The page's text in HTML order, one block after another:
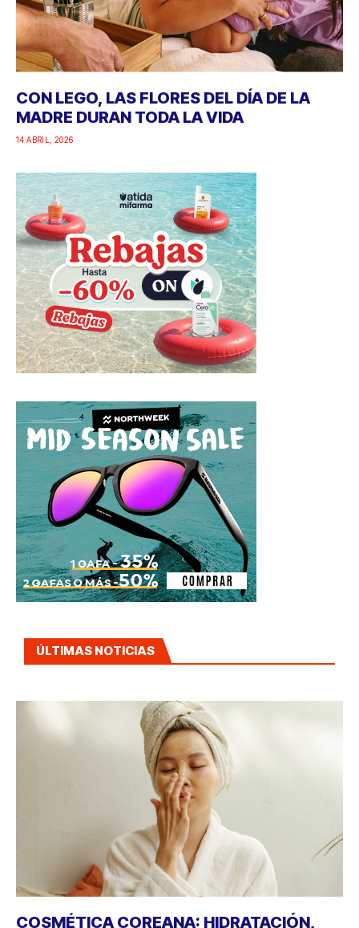
CON LEGO, LAS FLORES DEL DÍA DE LA
MADRE DURAN TODA LA VIDA
14 ABRIL, 2026
ÚLTIMAS NOTICIAS
COSMÉTICA COREANA: HIDRATACIÓN,